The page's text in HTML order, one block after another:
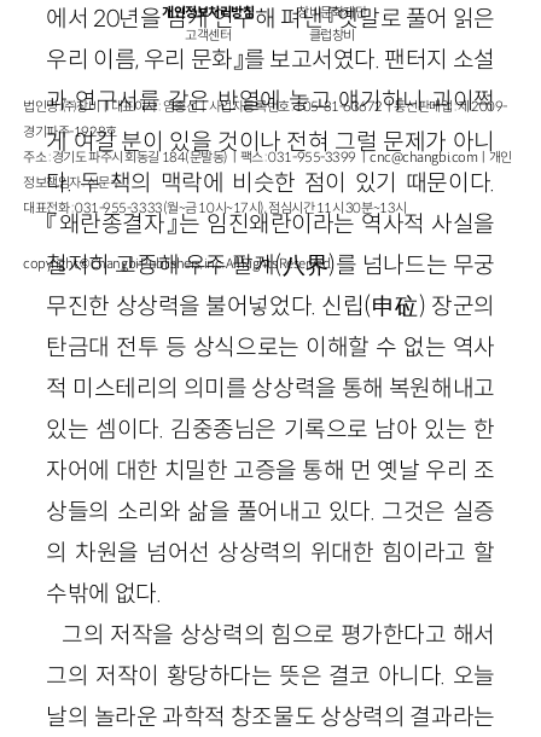
에서 20년을 넘게 연구해 펴낸 『옛말로 풀어 읽은
우리 이름, 우리 문화』를 보고서였다. 팬터지 소설
과 연구서를 같은 반열에 놓고 얘기하니 괴이쩍
게 여길 분이 있을 것이나 전혀 그럴 문제가 아니
다. 두 책의 맥락에 비슷한 점이 있기 때문이다.
『왜란종결자』는 임진왜란이라는 역사적 사실을
철저히 고증해 우주 팔계(八界)를 넘나드는 무궁
무진한 상상력을 불어넣었다. 신립(申砬) 장군의
탄금대 전투 등 상식으로는 이해할 수 없는 역사
적 미스테리의 의미를 상상력을 통해 복원해내고
있는 셈이다. 김중종님은 기록으로 남아 있는 한
자어에 대한 치밀한 고증을 통해 먼 옛날 우리 조
상들의 소리와 삶을 풀어내고 있다. 그것은 실증
의 차원을 넘어선 상상력의 위대한 힘이라고 할
수밖에 없다.
그의 저작을 상상력의 힘으로 평가한다고 해서
그의 저작이 황당하다는 뜻은 결코 아니다. 오늘
날의 놀라운 과학적 창조물도 상상력의 결과라는
개인정보처리방침
고객센터
창비문화재단
클럽창비
법인명 : ㈜창비ㅣ대표이사 : 염종선ㅣ사업자등록번호 : 105-81-63672ㅣ통신판매업 : 제 2009-
경기파주-1928호
주소 : 경기도 파주시 회동길 184(문발동)ㅣ팩스 : 031-955-3399 ㅣcnc@changbi.com ㅣ개인
정보책임자 : 신문수
대표전화 : 031-955-3333(월~금 10시~17시), 점심시간 11시 30분~13시
copyright © Changbi Publishers, inc. All Rights Reserved.